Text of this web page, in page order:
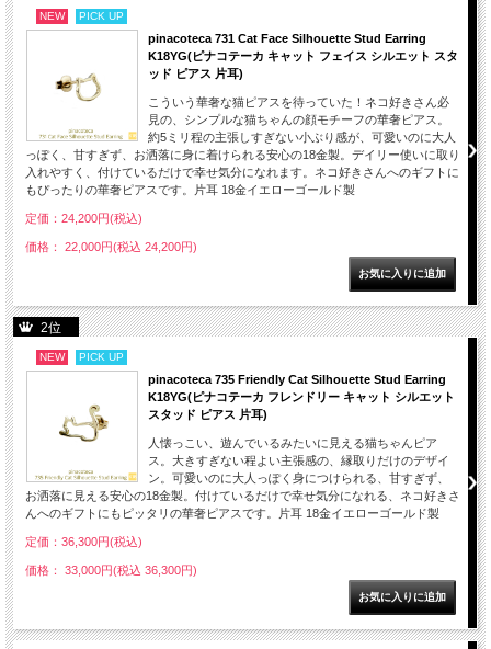
NEW PICK UP
pinacoteca 731 Cat Face Silhouette Stud Earring
K18YG(ピナコテーカ キャット フェイス シルエット スタ
ッド ピアス 片耳)
こういう華奢な猫ピアスを待っていた！ネコ好きさん必
見の、シンプルな猫ちゃんの顔モチーフの華奢ピアス。
約5ミリ程の主張しすぎない小ぶり感が、可愛いのに大人
っぽく、甘すぎず、お洒落に身に着けられる安心の18金製。デイリー使いに取り
入れやすく、付けているだけで幸せ気分になれます。ネコ好きさんへのギフトに
もぴったりの華奢ピアスです。片耳 18金イエローゴールド製
定価：24,200円(税込)
価格： 22,000円(税込 24,200円)
2位
NEW PICK UP
pinacoteca 735 Friendly Cat Silhouette Stud Earring
K18YG(ピナコテーカ フレンドリー キャット シルエット
スタッド ピアス 片耳)
人懐っこい、遊んでいるみたいに見える猫ちゃんピア
ス。大きすぎない程よい主張感の、縁取りだけのデザイ
ン。可愛いのに大人っぽく身につけられる、甘すぎず、
お洒落に見える安心の18金製。付けているだけで幸せ気分になれる、ネコ好きさ
んへのギフトにもピッタリの華奢ピアスです。片耳 18金イエローゴールド製
定価：36,300円(税込)
価格： 33,000円(税込 36,300円)